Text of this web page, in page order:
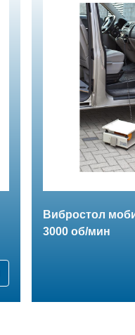
Вибростол
3000 об/мин